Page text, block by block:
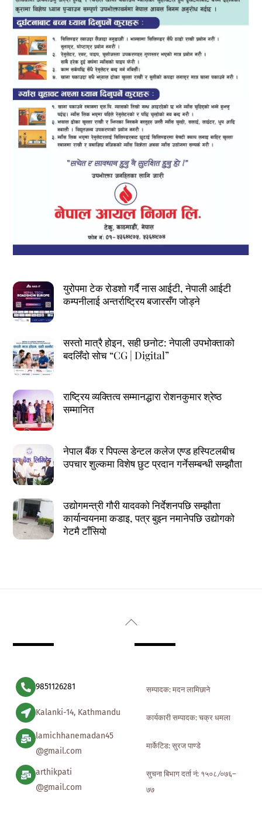
युरोपमा टेक रोडशो गर्दै नास आईटी, नेपाली आईटी
कम्पनीलाई अन्तर्राष्ट्रिय बजारसँग जोड्ने
सस्तो मात्रै होइन, सही छनोट: नेपाली उपभोक्ताको
बदलिँदो सोच “CG | Digital”
राष्ट्रिय व्यक्तित्व सम्मानद्धारा रोशनकुमार श्रेष्ठ
सम्मानित
नेपाल बैंक र पिपल्स डेन्टल कलेज एण्ड हस्पिटलबीच
उपचार शुल्कमा विशेष छुट प्रदान गर्नेसम्बन्धी सम्झौता
उद्योगमन्त्री गौरी यादवको निर्देशनपछि सम्झौता
कार्यान्वयनमा कडाइ, पत्र बुझ्न नमानेपछि उद्योगको
गेटमै टाँसियो
Back
9851126281
Kalanki-14, Kathmandu
lamichhanemadan45
@gmail.com
arthikpati
@gmail.com
सम्पादक: मदन लामिछाने
कार्यकारी सम्पादक: चक्र धमला
मार्केटिड: सुरज पाण्डे
सुचना बिभाग दर्ता नं: १५०८ ∕०७६–
७७